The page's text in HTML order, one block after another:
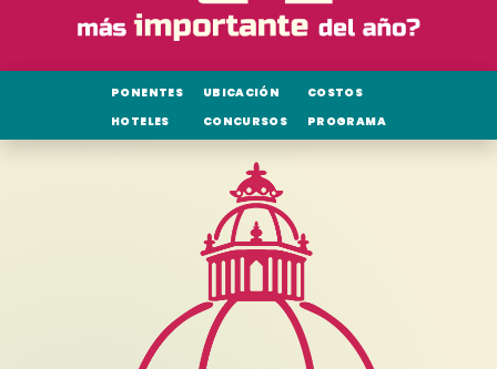
PONENTES UBICACIÓN
COSTOS
HOTELES
CONCURSOS PROGRAMA